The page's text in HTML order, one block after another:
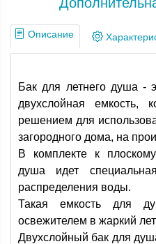
Описание
Бак для летнего душа -
двухслойная емкость,
решением для
загородного дома, на
В комплекте к
душа идет
распределения воды.
Такая емкость для
освежителем в жаркий
Двухслойный бак для